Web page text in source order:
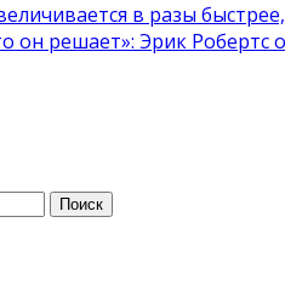
в разы
он решает»: Эрик Робертс